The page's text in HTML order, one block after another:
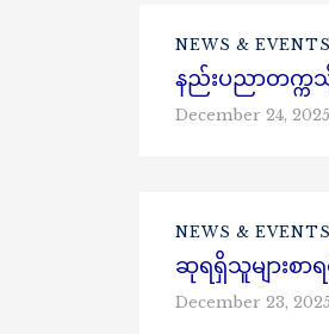
NEWS & EVENTS
နည်းပညာတက္က
December 24, 2025
NEWS & EVENTS
ဆုရရှိသူများစာရ
December 23, 2025